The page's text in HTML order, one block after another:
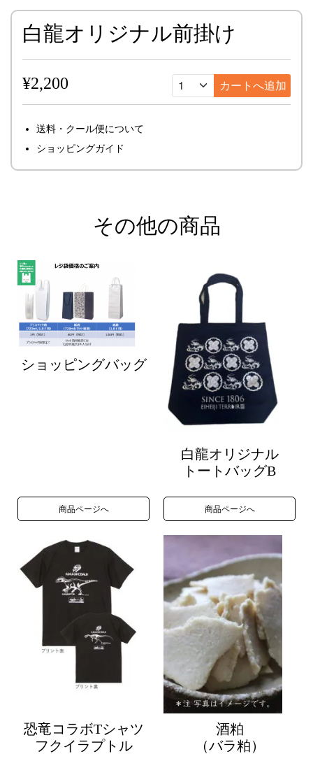
白龍オリジナル前掛け
¥2,200
送料・クール便について
ショッピングガイド
その他の商品
ショッピングバッグ
商品ページへ
白龍オリジナル
トートバッグB
商品ページへ
恐竜コラボTシャツ
フクイラプトル
酒粕
（バラ粕）